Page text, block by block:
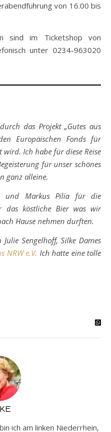
von 16.00 bis
sind im Ticketshop von
unter 0234-963020
das Projekt „Gutes aus
Europäischen Fonds für
Ich habe für diese Reise
für unser schönes
ganz alleine.
und Markus Pilia für die
das köstliche Bier was wir
Hause nehmen durften.
Sengelhoff, Silke Dames
NRW e.V. Ich hatte eine tolle
ich am linken Niederrhein,